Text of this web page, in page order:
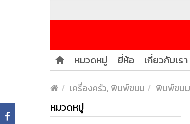
หมวดหมู่ ยี่ห้อ เกี่ยวกับเรา
เครื่องครัว, พิมพ์ขนม พิมพ์ขนม
หมวดหมู่